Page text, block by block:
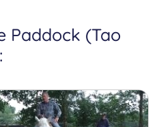
Windsurfkampen
en wij doen de rest.
Paddock (Tao